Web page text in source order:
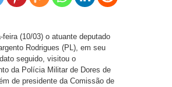
feira (10/03) o atuante deputado
Rodrigues (PL), em seu
seguido, visitou o
da Polícia Militar de Dores de
de presidente da Comissão de